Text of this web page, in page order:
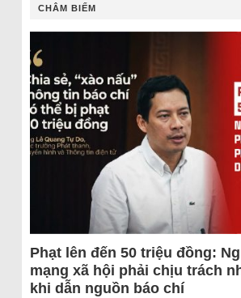
CHÂM BIẾM
Phạt lên đến 50 triệu đồng:
mạng xã hội phải chịu trách
khi dẫn nguồn báo chí